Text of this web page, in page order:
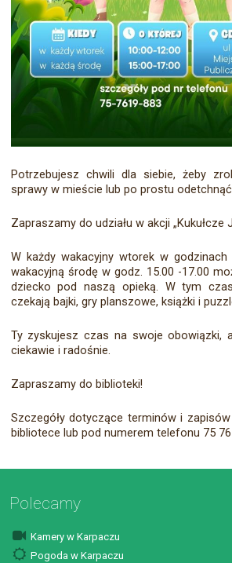
Potrzebujesz chwili dla siebie, żeby
sprawy w mieście lub po prostu
Zapraszamy do udziału w akcji „Kukułcze
W każdy wakacyjny wtorek w godzinach
wakacyjną środę w godz. 15.00 -17.00
dziecko pod naszą opieką. W tym
czekają bajki, gry planszowe, książki i
Ty zyskujesz czas na swoje obowiązki,
ciekawie i radośnie.
Zapraszamy do biblioteki!
Szczegóły dotyczące terminów i
bibliotece lub pod numerem telefonu 75
Polecamy
Kamery w Karpaczu
Pogoda w Karpaczu